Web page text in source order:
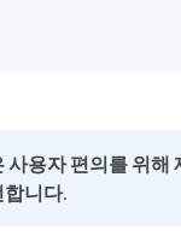
사용자 편의를 위
니다.